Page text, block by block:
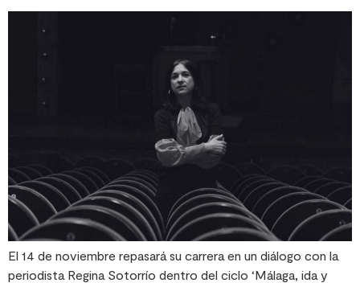
El 14 de noviembre repasará su carrera en un diálogo con la
periodista Regina Sotorrío dentro del ciclo ‘Málaga, ida y